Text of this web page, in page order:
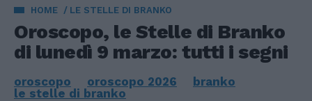
HOME LE STELLE DI BRANKO
Oroscopo, le Stelle di Branko
di lunedì 9 marzo: tutti i segni
oroscopo oroscopo 2026
branko
le stelle di branko